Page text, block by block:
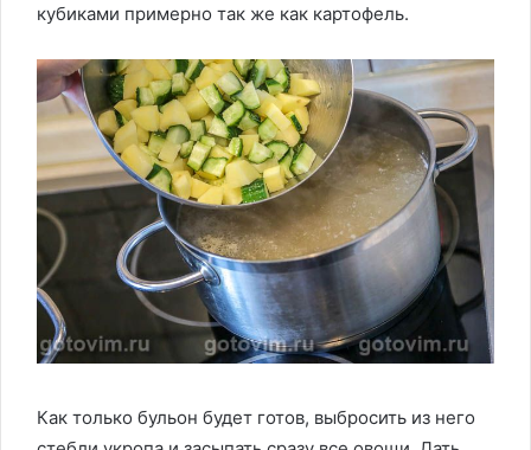
кубиками примерно так же как картофель.
Как только бульон будет готов, выбросить из него